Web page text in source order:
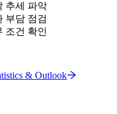
추세 파악
부담 점검
조건 확인
& Outlook